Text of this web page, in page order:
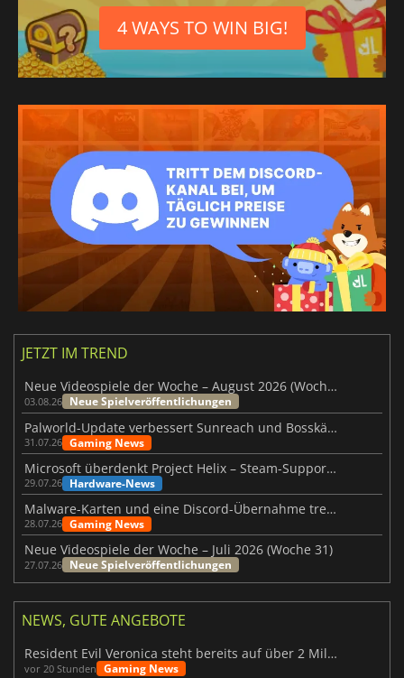
4 WAYS TO WIN BIG!
JETZT IM TREND
Neue Videospiele der Woche – August 2026 (Woche 32)
03.08.26 Neue Spielveröffentlichungen
Palworld-Update verbessert Sunreach und Bosskämpfe deutlich
31.07.26 Gaming News
Microsoft überdenkt Project Helix – Steam-Support gefährdet
29.07.26 Hardware-News
Malware-Karten und eine Discord-Übernahme treffen Meccha Chameleon
28.07.26 Gaming News
Neue Videospiele der Woche – Juli 2026 (Woche 31)
27.07.26 Neue Spielveröffentlichungen
NEWS, GUTE ANGEBOTE
Resident Evil Veronica steht bereits auf über 2 Millionen Wunschlisten
vor 20 Stunden Gaming News